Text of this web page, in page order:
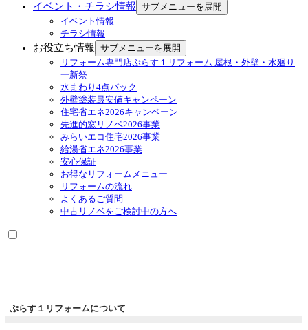
イベント・チラシ情報 サブメニューを展開
イベント情報
チラシ情報
お役立ち情報 サブメニューを展開
リフォーム専門店ぷらす１リフォーム 屋根・外壁・水廻り
一新祭
水まわり4点パック
外壁塗装最安値キャンペーン
住宅省エネ2026キャンペーン
先進的窓リノベ2026事業
みらいエコ住宅2026事業
給湯省エネ2026事業
安心保証
お得なリフォームメニュー
リフォームの流れ
よくあるご質問
中古リノベをご検討中の方へ
ぷらす１リフォームについて